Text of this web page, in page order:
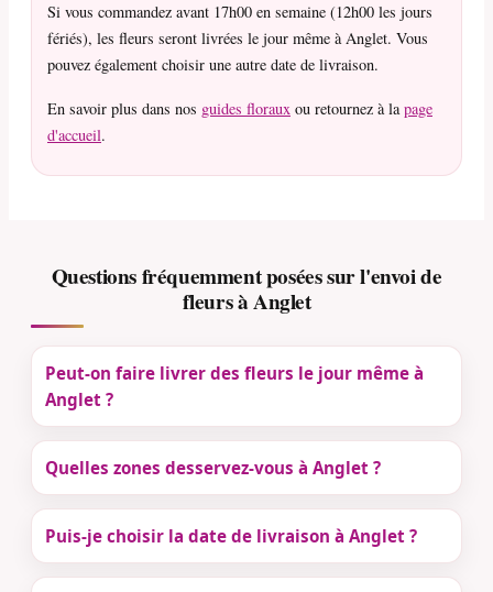
Si vous commandez avant 17h00 en semaine (12h00 les jours
fériés), les fleurs seront livrées le jour même à Anglet. Vous
pouvez également choisir une autre date de livraison.
En savoir plus dans nos guides floraux ou retournez à lapage
d'accueil.
Questions fréquemment posées sur l'envoi de
fleurs à Anglet
Peut-on faire livrer des fleurs le jour même à
Anglet ?
Quelles zones desservez-vous à Anglet ?
Puis-je choisir la date de livraison à Anglet ?